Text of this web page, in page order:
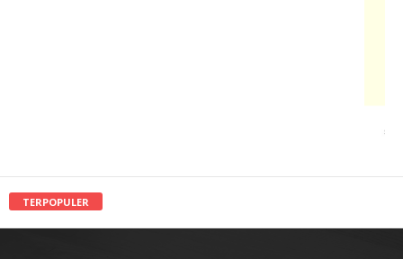
TERPOPULER